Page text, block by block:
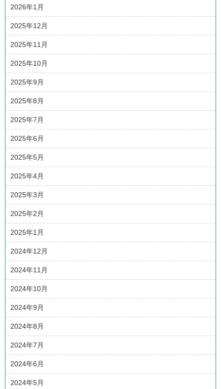
2026年1月
2025年12月
2025年11月
2025年10月
2025年9月
2025年8月
2025年7月
2025年6月
2025年5月
2025年4月
2025年3月
2025年2月
2025年1月
2024年12月
2024年11月
2024年10月
2024年9月
2024年8月
2024年7月
2024年6月
2024年5月